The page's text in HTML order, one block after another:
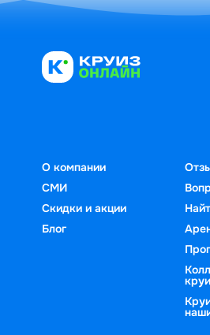
О компании
СМИ
Скидки и акции
Блог